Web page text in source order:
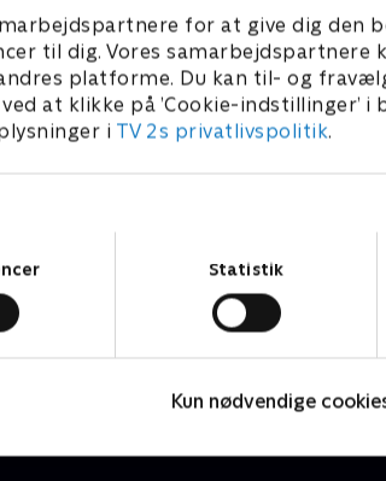
for at give dig den
til dig. Vores samarbejdspartnere
platforme. Du kan til- og
at klikke på ’Cookie-indstillinger’ i
i TV 2s privatlivspolitik.
Statistik
Kun nødvendige